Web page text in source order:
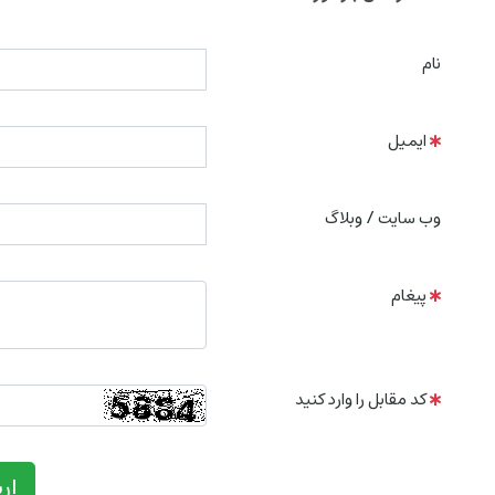
نام
ایمیل
وب سایت / وبلاگ
پیغام
کد مقابل را وارد کنید